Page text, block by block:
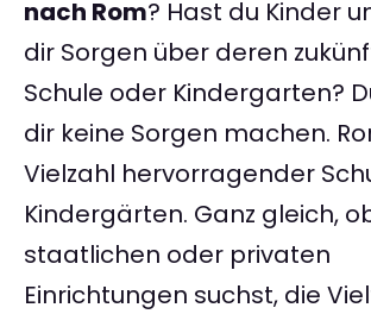
nach Rom? Hast du Kinder
dir Sorgen über deren
Schule oder Kindergarten?
dir keine Sorgen machen.
Vielzahl hervorragender
Kindergärten. Ganz gleich,
staatlichen oder privaten
Einrichtungen suchst, die